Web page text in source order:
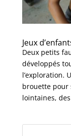
Jeux
Deux petits
développés
l’exploration.
brouette pour
lointaines,